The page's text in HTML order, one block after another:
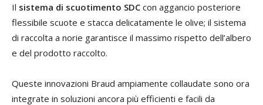
Il sistema di scuotimento SDC con aggancio posteriore
flessibile scuote e stacca delicatamente le olive; il sistema
di raccolta a norie garantisce il massimo rispetto dell’albero
e del prodotto raccolto.
Queste innovazioni Braud ampiamente collaudate sono ora
integrate in soluzioni ancora più efficienti e facili da